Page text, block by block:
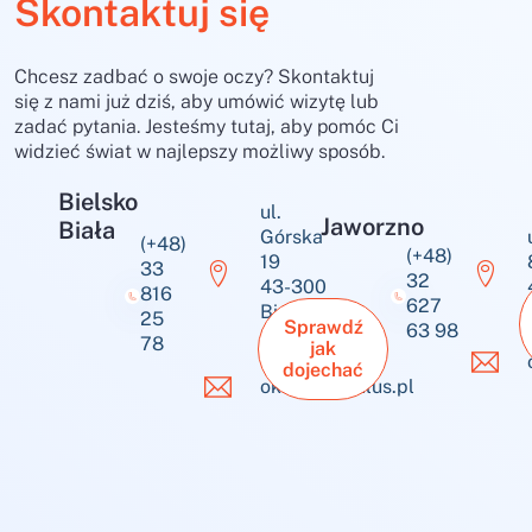
Skontaktuj się
Chcesz zadbać o swoje oczy? Skontaktuj
się z nami już dziś, aby umówić wizytę lub
zadać pytania. Jesteśmy tutaj, aby pomóc Ci
widzieć świat w najlepszy możliwy sposób.
Bielsko
Biała
(+48)
33
816
25
78
ul.
Górska
19
43-300
Bielsko-
Biała
okulus@okulus.pl
Sprawdź
jak
dojechać
Jaworzno
(+48)
32
627
63 98